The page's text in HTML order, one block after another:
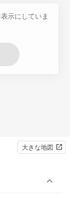
示にしていま
大きな地図